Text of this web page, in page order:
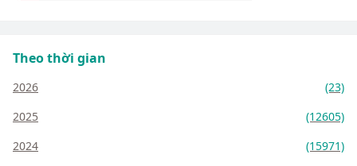
Theo thời gian
2026
(23)
2025
(12605)
2024
(15971)